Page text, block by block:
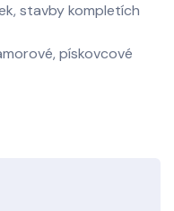
stavby kompletích
pískovcové